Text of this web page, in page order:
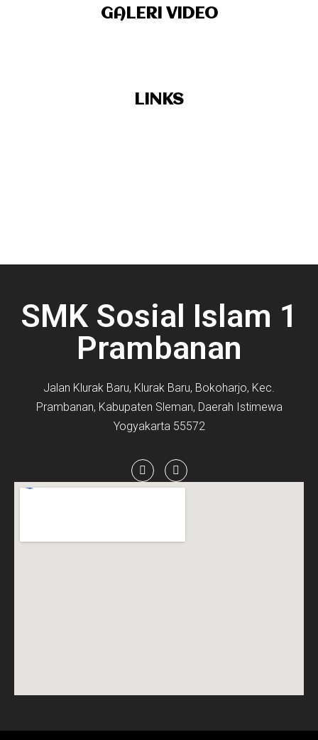
GALERI VIDEO
LINKS
SMK Sosial Islam 1
Prambanan
Jalan Klurak Baru, Klurak Baru, Bokoharjo, Kec.
Prambanan, Kabupaten Sleman, Daerah Istimewa
Yogyakarta 55572